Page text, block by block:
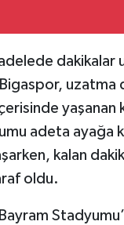
dakikalar
uzatma
adeta ayağa
kalan
oldu.